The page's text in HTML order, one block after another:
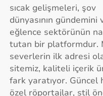
sıcak gelişmeleri, şov
dünyasının gündemini
eğlence sektörünün
tutan bir platformdur.
severlerin ilk adresi
sitemiz, kaliteli içerik
fark yaratıyor. Güncel
özel röportajlar, stil